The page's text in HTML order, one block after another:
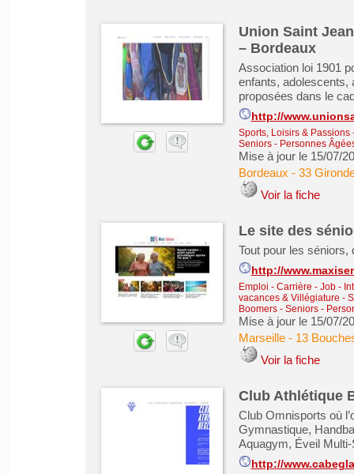
Union Saint
– Bordeaux
Association loi 1901
enfants, adolescents,
proposées dans le
http://
Sports, Loisirs & Passions
Seniors - Personnes
Mise à jour le 15/07/
Bordeaux - 33
Voir la fiche
Le site des
Tout pour les séniors,
http://
Emploi - Carrière - Job -
vacances & Villégiature -
Boomers - Seniors -
Mise à jour le 15/07/
Marseille- 13
Voir la fiche
Club Athlétique
Club Omnisports où
Gymnastique,
Aquagym, Éveil
http://